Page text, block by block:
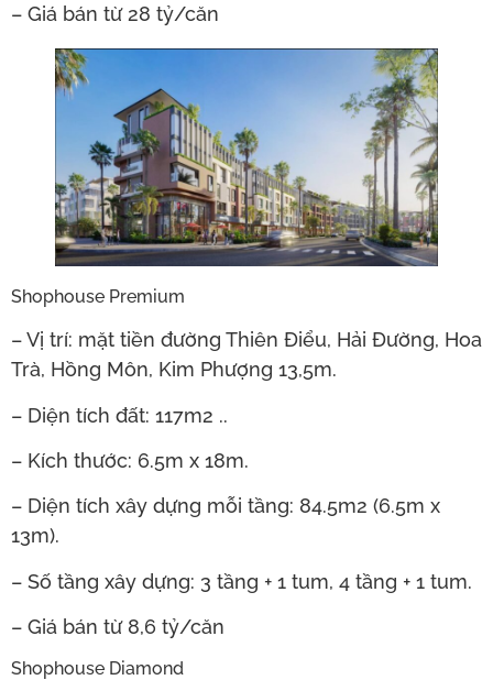
– Giá bán từ 28 tỷ/căn
Shophouse Premium
– Vị trí: mặt tiền đường Thiên Điểu, Hải Đường, Hoa
Trà, Hồng Môn, Kim Phượng 13,5m.
– Diện tích đất: 117m2 ..
– Kích thước: 6.5m x 18m.
– Diện tích xây dựng mỗi tầng: 84.5m2 (6.5m x
13m).
– Số tầng xây dựng: 3 tầng + 1 tum, 4 tầng + 1 tum.
– Giá bán từ 8,6 tỷ/căn
Shophouse Diamond